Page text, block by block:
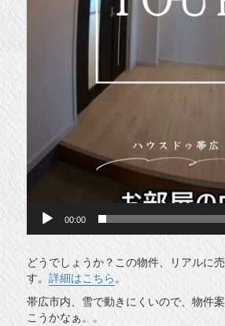
00:00
どうでしょうか？この物件、リアルに
す。詳細はこちら。
帯広市内、雪で動きにくいので、物件
こうかなぁ。。